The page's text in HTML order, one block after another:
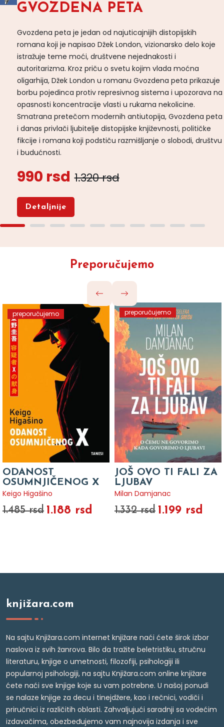
GVOZDENA PETA
Gvozdena peta je jedan od najuticajnijih distopijskih
romana koji je napisao Džek London, vizionarsko delo koje
istražuje teme moći, društvene nejednakosti i
autoritarizma. Kroz priču o svetu kojim vlada moćna
oligarhija, Džek London u romanu Gvozdena peta prikazuje
borbu pojedinca protiv represivnog sistema i upozorava na
opasnosti koncentracije vlasti u rukama nekolicine.
Smatrana pretečom modernih antiutopija, Gvozdena peta
i danas privlači ljubitelje distopijske književnosti, političke
fikcije i romana koji podstiču razmišljanje o slobodi, društvu
i budućnosti.
990 rsd 1.320 rsd
Detaljnije
Preporučujemo
preporučujemo
ODANOST
OSUMNJIČENOG X
Keigo Higašino
1.485 rsd 1.188 rsd
preporučujemo
JOŠ OVO TI FALI ZA
LJUBAV
Milan Damjanac
1.332 rsd 1.199 rsd
knjižara.com
Na sajtu Knjižara.com internet knjižare naći ćete širok izbor
naslova iz svih žanrova. Bilo da tražite beletristiku, stručnu
literaturu, knjige o umetnosti, filozofiji, psihologiji ili
popularnoj psihologiji, na sajtu Knjižara.com online knjižare
ćete naći sve knjige koje su vam potrebne. U našoj ponudi
se nalaze knjige za decu i tinejdžere, kao i rečnici, vodiči i
priručnici iz različitih oblasti. Zahvaljujući saradnji sa vodećim
izdavačima, obezbeđujemo vam najnovija izdanja i sve